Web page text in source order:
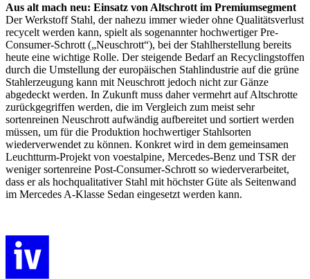
Aus alt mach neu: Einsatz von Altschrott im Premiumsegment
Der Werkstoff Stahl, der nahezu immer wieder ohne Qualitätsverlust
recycelt werden kann, spielt als sogenannter hochwertiger Pre-
Consumer-Schrott („Neuschrott“), bei der Stahlherstellung bereits
heute eine wichtige Rolle. Der steigende Bedarf an Recyclingstoffen
durch die Umstellung der europäischen Stahlindustrie auf die grüne
Stahlerzeugung kann mit Neuschrott jedoch nicht zur Gänze
abgedeckt werden. In Zukunft muss daher vermehrt auf Altschrotte
zurückgegriffen werden, die im Vergleich zum meist sehr
sortenreinen Neuschrott aufwändig aufbereitet und sortiert werden
müssen, um für die Produktion hochwertiger Stahlsorten
wiederverwendet zu können. Konkret wird in dem gemeinsamen
Leuchtturm-Projekt von voestalpine, Mercedes-Benz und TSR der
weniger sortenreine Post-Consumer-Schrott so wiederverarbeitet,
dass er als hochqualitativer Stahl mit höchster Güte als Seitenwand
im Mercedes A-Klasse Sedan eingesetzt werden kann.